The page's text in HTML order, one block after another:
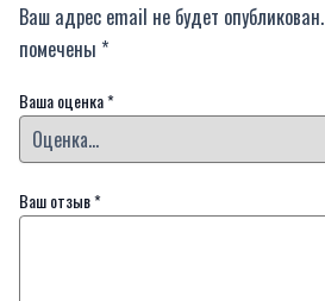
Ваш адрес email не будет опубликован.
помечены *
Ваша оценка*
Ваш отзыв*